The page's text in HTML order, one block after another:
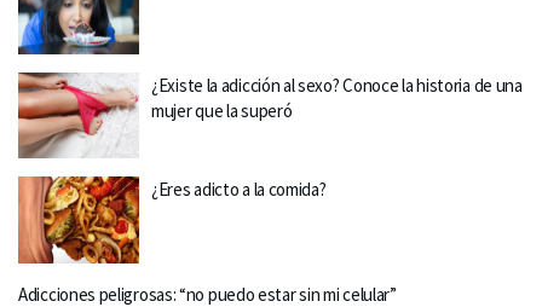
¿Existe la adicción al sexo? Conoce la historia de una
mujer que la superó
¿Eres adicto a la comida?
Adicciones peligrosas: “no puedo estar sin mi celular”